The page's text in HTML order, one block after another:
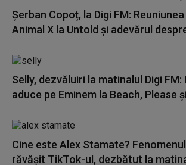
Șerban Copoț, la Digi FM:
Animal X la Untold și adevărul
Selly, dezvăluiri la matinalul Digi FM:
aduce pe Eminem la Beach, Please
Cine este Alex Stamate?
răvășit TikTok-ul, dezbătut la